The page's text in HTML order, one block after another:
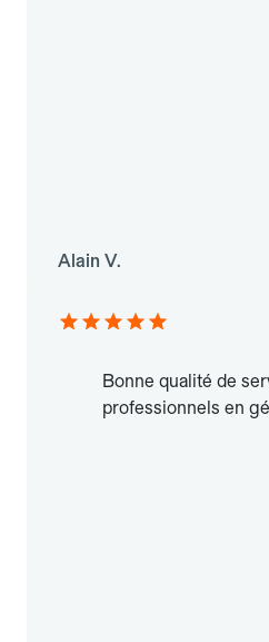
Alain V.
Bonne qualité de
professionnels en